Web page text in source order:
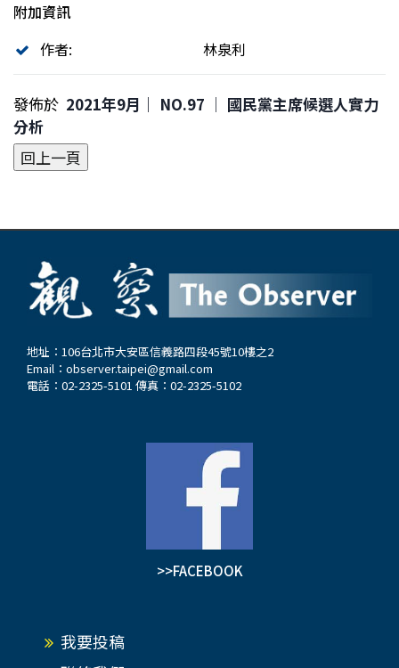
附加資訊
作者:
林泉利
發佈於 2021年9月｜ NO.97 │ 國民黨主席候選人實力
分析
地址：106台北市大安區信義路四段45號10樓之2
Email： observer.taipei@gmail.com
電話：02-2325-5101 傳真：02-2325-5102
>>FACEBOOK
我要投稿